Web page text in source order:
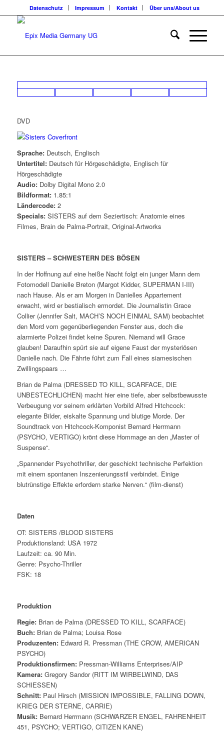
Datenschutz Impressum Kontakt Über uns/About us
DVD
Sprache:Deutsch, Englisch
Untertitel:Deutsch für Hörgeschädigte, Englisch für
Hörgeschädigte
Audio:Dolby Digital Mono 2.0
Bildformat:1.85:1
Ländercode: 2
Specials:SISTERS auf dem Seziertisch: Anatomie eines
Filmes, Brain de Palma-Portrait, Original-Artworks
SISTERS – SCHWESTERN DES BÖSEN
In der Hoffnung auf eine heiße Nacht folgt ein junger Mann dem
Fotomodell Danielle Breton (Margot Kidder, SUPERMAN I-III)
nach Hause. Als er am Morgen in Danielles Appartement
erwacht, wird er bestialisch ermordet. Die Journalistin Grace
Collier (Jennifer Salt, MACH’S NOCH EINMAL SAM) beobachtet
den Mord vom gegenüberliegenden Fenster aus, doch die
alarmierte Polizei findet keine Spuren. Niemand will Grace
glauben! Daraufhin spürt sie auf eigene Faust der mysteriösen
Danielle nach. Die Fährte führt zum Fall eines siamesischen
Zwillingspaars …
Brian de Palma (DRESSED TO KILL, SCARFACE, DIE
UNBESTECHLICHEN) macht hier eine tiefe, aber selbstbewusste
Verbeugung vor seinem erklärten Vorbild Alfred Hitchcock:
elegante Bilder, eiskalte Spannung und blutige Morde. Der
Soundtrack von Hitchcock-Komponist Bernard Herrmann
(PSYCHO, VERTIGO) krönt diese Hommage an den „Master of
Suspense“.
„Spannender Psychothriller, der geschickt technische Perfektion
mit einem spontanen Inszenierungsstil verbindet. Einige
blutrünstige Effekte erfordern starke Nerven.“ (film-dienst)
Daten
OT: SISTERS /BLOOD SISTERS
Produktionsland: USA 1972
Laufzeit: ca. 90 Min.
Genre: Psycho-Thriller
FSK: 18
Produktion
Regie:Brian de Palma (DRESSED TO KILL, SCARFACE)
Buch: Brian de Palma; Louisa Rose
Produzenten:Edward R. Pressman (THE CROW, AMERICAN
PSYCHO)
Produktionsfirmen: Pressman-Williams Enterprises/AIP
Kamera:Gregory Sandor (RITT IM WIRBELWIND, DAS
SCHIESSEN)
Schnitt:Paul Hirsch (MISSION IMPOSSIBLE, FALLING DOWN,
KRIEG DER STERNE, CARRIE)
Musik: Bernard Herrmann (SCHWARZER ENGEL, FAHRENHEIT
451, PSYCHO; VERTIGO, CITIZEN KANE)